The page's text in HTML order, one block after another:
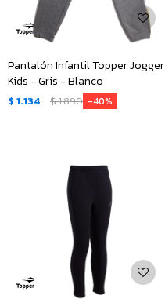
Pantalón Infantil Topper Jogger
Kids - Gris - Blanco
$ 1.134 $1.890 40